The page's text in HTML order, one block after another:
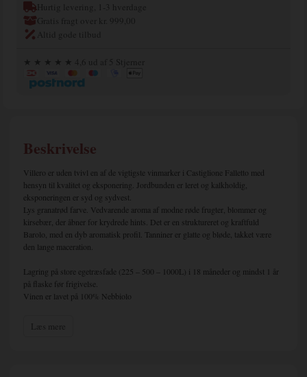
Hurtig levering, 1-3 hverdage
Gratis fragt over kr. 999,00
Altid gode tilbud
★ ★ ★ ★ ★ 4,6 ud af 5 Stjerner
Beskrivelse
Villero er uden tvivl en af ​​de vigtigste vinmarker i Castiglione Falletto med
hensyn til kvalitet og eksponering. Jordbunden er leret og kalkholdig,
eksponeringen er syd og sydvest.
Lys granatrød farve. Vedvarende aroma af modne røde frugter, blommer og
kirsebær, der åbner for krydrede hints. Det er en struktureret og kraftfuld
Barolo, med en dyb aromatisk profil. Tanniner er glatte og bløde, takket være
den lange maceration.
Lagring på store egetræsfade (225 – 500 – 1000L) i 18 måneder og mindst 1 år
på flaske før frigivelse.
Vinen er lavet på 100% Nebbiolo
Læs mere